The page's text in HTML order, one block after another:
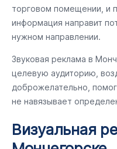
торговом помещении, и
информация направит
нужном направлении.
Звуковая реклама в
целевую аудиторию,
доброжелательно,
не навязывает
Визуальная